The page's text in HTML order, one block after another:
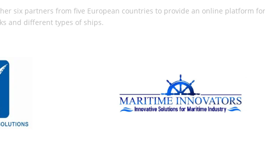
six partners from five European countries to provide an online platform
and different types of ships.